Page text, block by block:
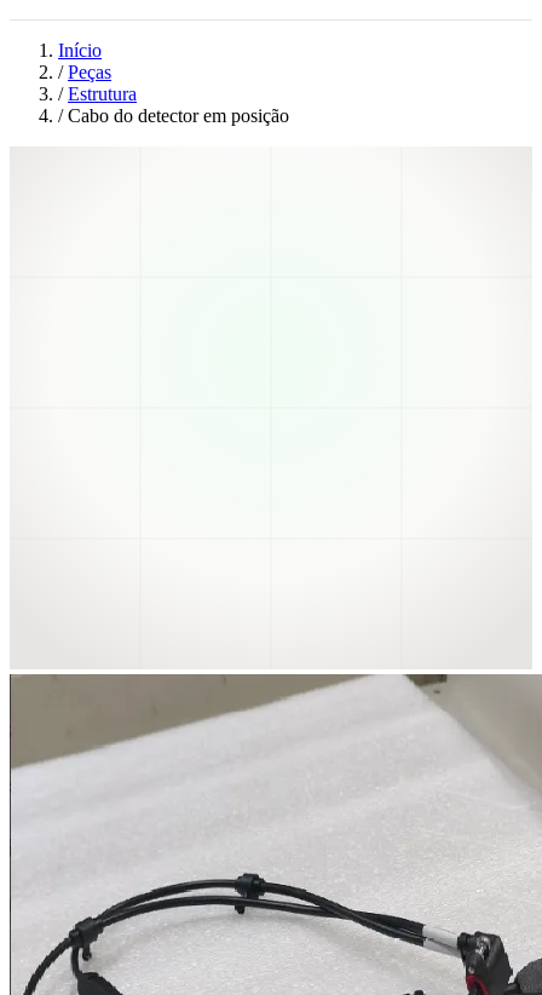
Início
/ Peças
/ Estrutura
/ Cabo do detector em posição